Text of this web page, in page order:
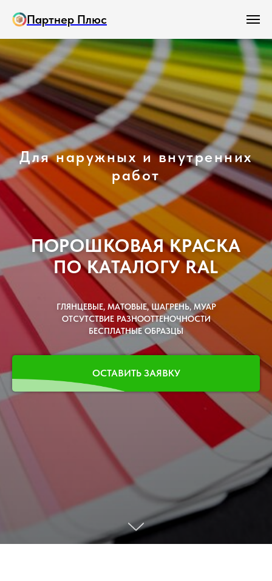
Партнер Плюс
Для наружных и внутренних
работ
ПОРОШКОВАЯ КРАСКА
ПО КАТАЛОГУ RAL
ГЛЯНЦЕВЫЕ, МАТОВЫЕ, ШАГРЕНЬ, МУАР
ОТСУТСТВИЕ РАЗНООТТЕНОЧНОСТИ
БЕСПЛАТНЫЕ ОБРАЗЦЫ
ОСТАВИТЬ ЗАЯВКУ